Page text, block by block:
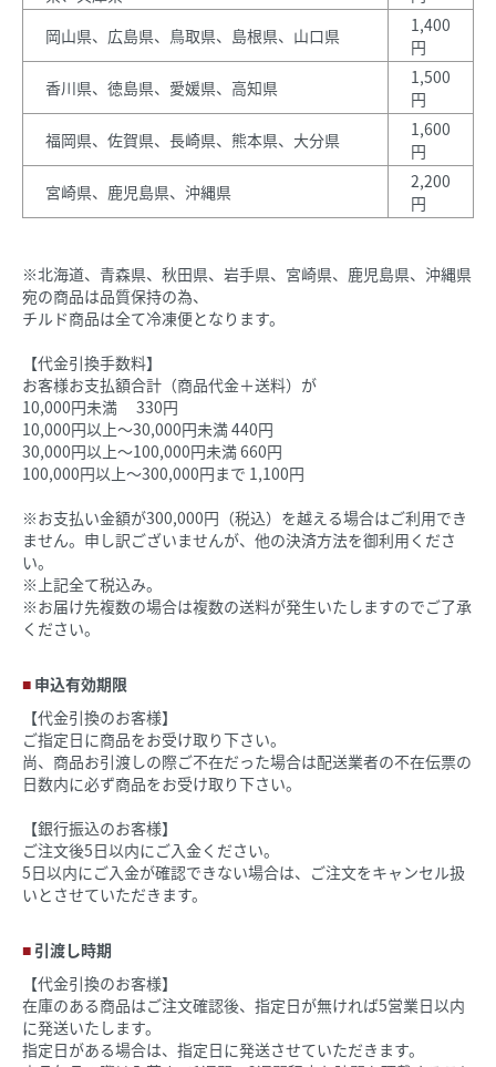
岡山県、広島県、鳥取県、島根県、山口県
1,400
円
香川県、徳島県、愛媛県、高知県
1,500
円
福岡県、佐賀県、長崎県、熊本県、大分県
1,600
円
宮崎県、鹿児島県、沖縄県
2,200
円
※北海道、青森県、秋田県、岩手県、宮崎県、鹿児島県、沖縄県
宛の商品は品質保持の為、
チルド商品は全て冷凍便となります。
【代金引換手数料】
お客様お支払額合計（商品代金＋送料）が
10,000円未満 330円
10,000円以上～30,000円未満 440円
30,000円以上～100,000円未満 660円
100,000円以上～300,000円まで 1,100円
※お支払い金額が300,000円（税込）を越える場合はご利用でき
ません。申し訳ございませんが、他の決済方法を御利用くださ
い。
※上記全て税込み。
※お届け先複数の場合は複数の送料が発生いたしますのでご了承
ください。
申込有効期限
【代金引換のお客様】
ご指定日に商品をお受け取り下さい。
尚、商品お引渡しの際ご不在だった場合は配送業者の不在伝票の
日数内に必ず商品をお受け取り下さい。
【銀行振込のお客様】
ご注文後5日以内にご入金ください。
5日以内にご入金が確認できない場合は、ご注文をキャンセル扱
いとさせていただきます。
引渡し時期
【代金引換のお客様】
在庫のある商品はご注文確認後、指定日が無ければ5営業日以内
に発送いたします。
指定日がある場合は、指定日に発送させていただきます。